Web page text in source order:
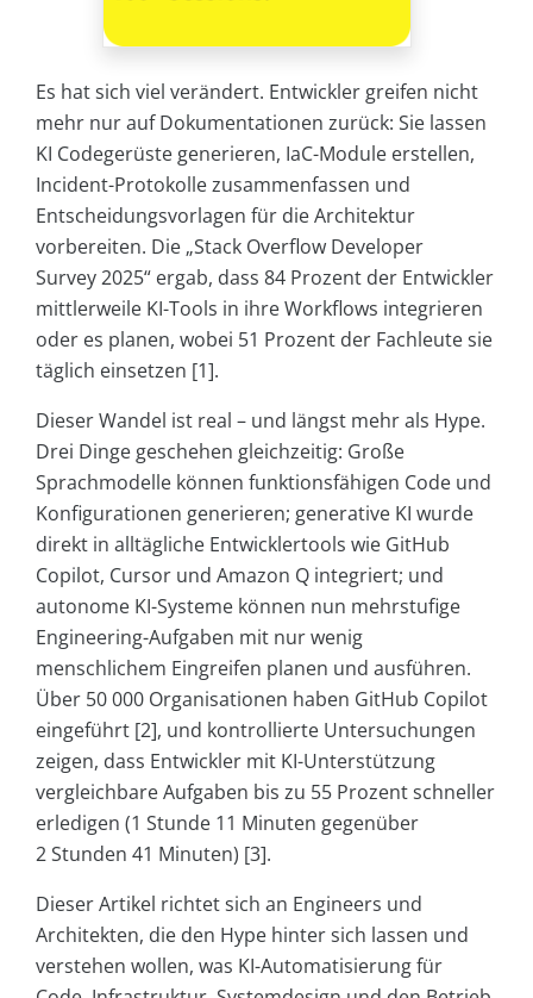
Es hat sich viel verändert. Entwickler greifen nicht
mehr nur auf Dokumentationen zurück: Sie lassen
KI Codegerüste generieren, IaC-Module erstellen,
Incident-Protokolle zusammenfassen und
Entscheidungsvorlagen für die Architektur
vorbereiten. Die „Stack Overflow Developer
Survey 2025“ ergab, dass 84 Prozent der Entwickler
mittlerweile KI-Tools in ihre Workflows integrieren
oder es planen, wobei 51 Prozent der Fachleute sie
täglich einsetzen [1].
Dieser Wandel ist real – und längst mehr als Hype.
Drei Dinge geschehen gleichzeitig: Große
Sprachmodelle können funktionsfähigen Code und
Konfigurationen generieren; generative KI wurde
direkt in alltägliche Entwicklertools wie GitHub
Copilot, Cursor und Amazon Q integriert; und
autonome KI-Systeme können nun mehrstufige
Engineering-Aufgaben mit nur wenig
menschlichem Eingreifen planen und ausführen.
Über 50 000 Organisationen haben GitHub Copilot
eingeführt [2], und kontrollierte Untersuchungen
zeigen, dass Entwickler mit KI-Unterstützung
vergleichbare Aufgaben bis zu 55 Prozent schneller
erledigen (1 Stunde 11 Minuten gegenüber
2 Stunden 41 Minuten) [3].
Dieser Artikel richtet sich an Engineers und
Architekten, die den Hype hinter sich lassen und
verstehen wollen, was KI-Automatisierung für